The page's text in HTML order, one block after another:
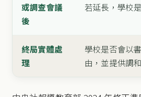
或調查會議
後
若延長，學校
終局實體處
理
學校是否會以
由，並提供調